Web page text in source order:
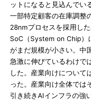
ットになると見込んでい
一部特定顧客の在庫調整
28nmプロセスを採用し
SoC（System on Chip）
がまだ規模が小さい。中
急激に伸びているわけで
した。産業向けについて
った。産業向け全体では
引き続きAIインフラの強